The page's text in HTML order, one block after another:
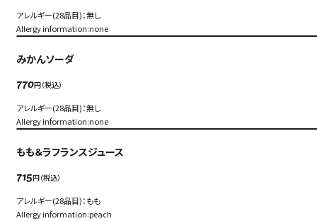
アレルギー(28品目)：無し
Allergy information:none
みかんソーダ
770円（税込）
アレルギー(28品目)：無し
Allergy information:none
もも＆ラフランスジュース
715円（税込）
アレルギー(28品目)：もも
Allergy information:peach